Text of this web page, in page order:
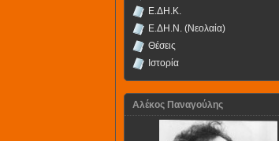
Ε.ΔΗ.Κ.
Ε.ΔΗ.Ν. (Νεολαία)
Θέσεις
Ιστορία
Αλέκος Παναγούλης